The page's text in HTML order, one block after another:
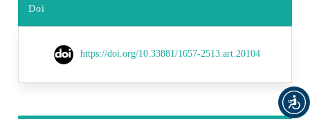
Doi
https://doi.org/10.33881/1657-2513.art.20104